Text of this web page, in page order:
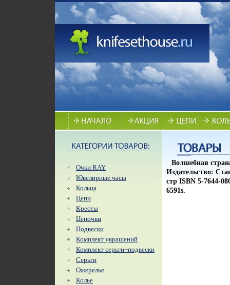
Очки RAY
Ювелирные часы
Кольца
Цепи
Кресты
Цепочки
Подвески
Комплект украшений
Комплект серьги+подвески
Серьги
Ожерелье
Колье
Волшебная
Издательство:
стр ISBN 5-7644-
6591s.